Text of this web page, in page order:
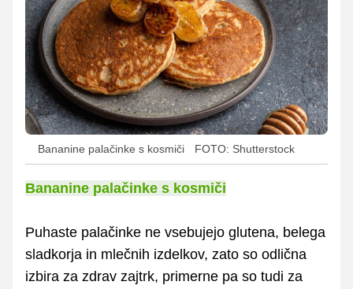
Bananine palačinke s kosmiči FOTO: Shutterstock
Bananine palačinke s kosmiči
Puhaste palačinke ne vsebujejo glutena, belega
sladkorja in mlečnih izdelkov, zato so odlična
izbira za zdrav zajtrk, primerne pa so tudi za